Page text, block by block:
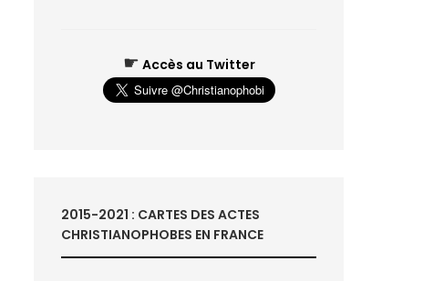
☛ Accès au Twitter
2015-2021 : CARTES DES ACTES
CHRISTIANOPHOBES EN FRANCE